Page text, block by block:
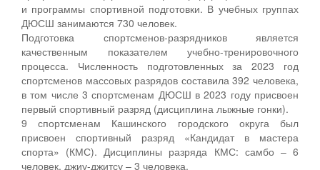
и программы спортивной подготовки. В учебных группах
ДЮСШ занимаются 730 человек.
Подготовка спортсменов-разрядников является
качественным показателем учебно-тренировочного
процесса. Численность подготовленных за 2023 год
спортсменов массовых разрядов составила 392 человека,
в том числе 3 спортсменам ДЮСШ в 2023 году присвоен
первый спортивный разряд (дисциплина лыжные гонки).
9 спортсменам Кашинского городского округа был
присвоен спортивный разряд «Кандидат в мастера
спорта» (КМС). Дисциплины разряда КМС: самбо – 6
человек, джиу-джитсу – 3 человека.